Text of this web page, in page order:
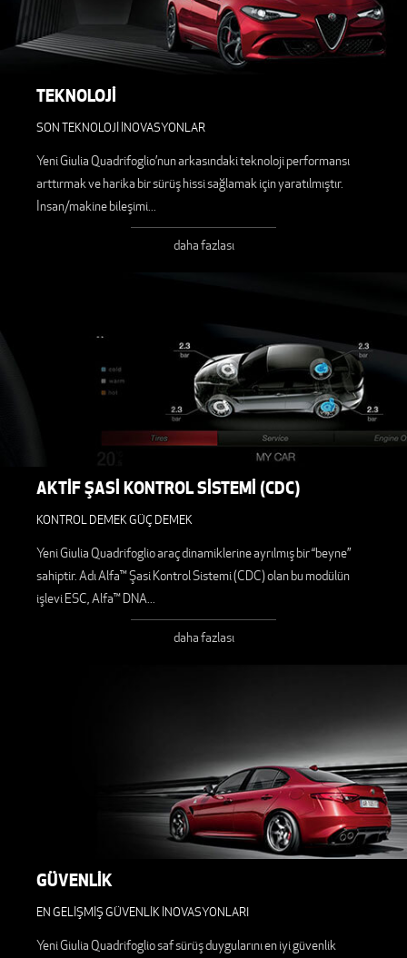
TEKNOLOJİ
SON TEKNOLOJİ İNOVASYONLAR
Yeni Giulia Quadrifoglio’nun arkasındaki teknoloji performansı
arttırmak ve harika bir sürüş hissi sağlamak için yaratılmıştır.
İnsan/makine bileşimi...
daha fazlası
AKTİF ŞASİ KONTROL SİSTEMİ (CDC)
KONTROL DEMEK GÜÇ DEMEK
Yeni Giulia Quadrifoglio araç dinamiklerine ayrılmış bir “beyne”
sahiptir. Adı Alfa™ Şasi Kontrol Sistemi (CDC) olan bu modülün
işlevi ESC, Alfa™ DNA...
daha fazlası
GÜVENLİK
EN GELİŞMİŞ GÜVENLİK İNOVASYONLARI
Yeni Giulia Quadrifoglio saf sürüş duygularını en iyi güvenlik